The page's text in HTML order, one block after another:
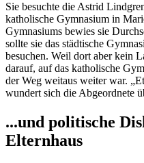
Sie besuchte die Astrid
katholische Gymnasium in
Gymnasiums bewies sie
sollte sie das städtische
besuchen. Weil dort aber kein
darauf, auf das katholische
der Weg weitaus weiter war.
wundert sich die Abgeordnete
...und politische
Elternhaus